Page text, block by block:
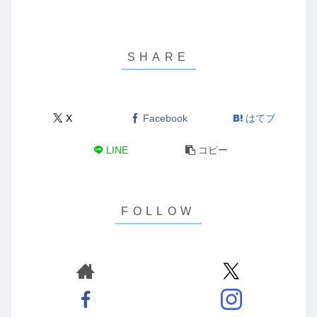
X Facebook はてブ
LINE コピー